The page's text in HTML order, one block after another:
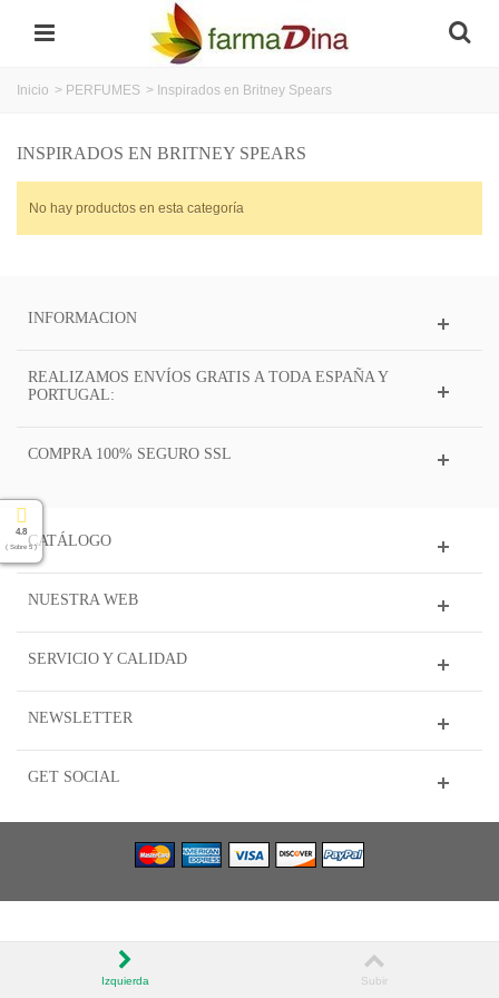
4.8
( Sobre 5 )
Inicio > PERFUMES > Inspirados en Britney Spears
INSPIRADOS EN BRITNEY SPEARS
No hay productos en esta categoría
INFORMACION
REALIZAMOS ENVÍOS GRATIS A TODA ESPAÑA Y
PORTUGAL:
COMPRA 100% SEGURO SSL
CATÁLOGO
NUESTRA WEB
SERVICIO Y CALIDAD
NEWSLETTER
GET SOCIAL
Izquierda Subir